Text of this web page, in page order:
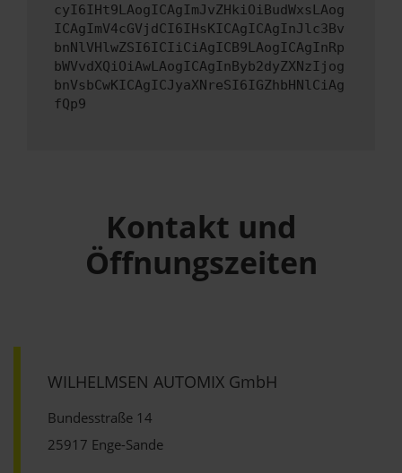
cyI6IHt9LAogICAgImJvZHkiOiBudWxsLAog
ICAgImV4cGVjdCI6IHsKICAgICAgInJlc3Bv
bnNlVHlwZSI6ICIiCiAgICB9LAogICAgInRp
bWVvdXQiOiAwLAogICAgInByb2dyZXNzIjog
bnVsbCwKICAgICJyaXNreSI6IGZhbHNlCiAg
fQp9
Kontakt und
Öffnungszeiten
WILHELMSEN AUTOMIX GmbH
Bundesstraße 14
25917 Enge-Sande